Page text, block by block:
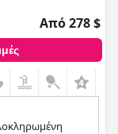
Από 278 $